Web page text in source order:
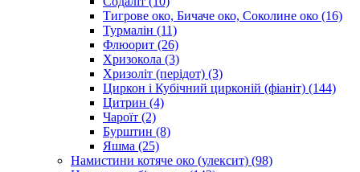
Тигрове око, Бичаче око, Соколине око (16)
Турмалін (11)
Флюорит (26)
Хризокола (3)
Хризоліт (перідот) (3)
Циркон і Кубічний цирконій (фіаніт) (144)
Цитрин (4)
Чароїт (2)
Бурштин (8)
Яшма (25)
Намистини котяче око (улексит) (98)